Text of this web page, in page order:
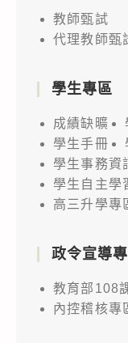
教師甄試
代理教師甄
學生專區
成績缺曠
學生手冊
學生事務資
學生自主學
高三升學專
政令宣導
教育部108
內控稽核專